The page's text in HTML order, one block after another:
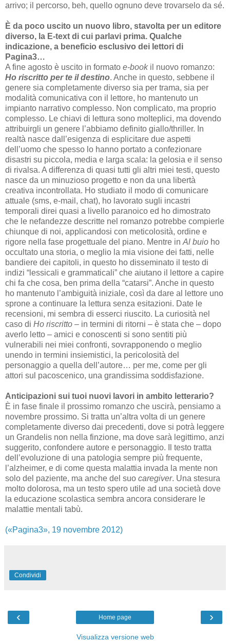
arrivo; il percorso, beh, quello ognuno deve trovarselo da sé.
È da poco uscito un nuovo libro, stavolta per un editore
diverso, la E-text di cui parlavi prima. Qualche
indicazione, a beneficio esclusivo dei lettori di
Pagina3…
A fine agosto è uscito in formato e-bookil nuovo romanzo:
Ho riscritto per te il destino. Anche in questo, sebbene il
genere sia completamente diverso sia per trama, sia per
modalità comunicativa con il lettore, ho mantenuto un
impianto narrativo complesso. Non complicato, ma proprio
complesso. Le chiavi di lettura sono molteplici, ma dovendo
attribuirgli un genere l’abbiamo definito giallo/thriller. In
realtà nasce dall’esigenza di esplicitare due aspetti
dell’uomo che spesso lo hanno portato a confezionare
disastri su piccola, media e larga scala: la gelosia e il senso
di rivalsa. A differenza di quasi tutti gli altri miei testi, questo
nasce da un minuzioso progetto e non da una libertà
creativa incontrollata. Ho studiato il modo di comunicare
attuale (sms, e-mail, chat), ho lavorato sugli incastri
temporali direi quasi a livello paranoico ed ho dimostrato
che le nefandezze descritte nel romanzo potrebbe compierle
chiunque di noi, applicandosi con meticolosità, ordine e
rigore nella fase progettuale del piano. Mentre in Al buio ho
occultato una storia, o meglio la mia visione dei fatti, nelle
bandiere dei capitoli, in questo ho disseminato il testo di
indizi “lessicali e grammaticali” che aiutano il lettore a capire
chi fa che cosa, ben prima della “catarsi”. Anche in questo
ho mantenuto l’ambiguità iniziale, così da dare al lettore uno
sprone a continuare la lettura senza esitazioni. Date le
recensioni, mi sembra di esserci riuscito. La curiosità nel
caso di Ho riscritto – in termini di ritorni – è stata che – dopo
averlo letto – amici e conoscenti si sono sentiti più
vulnerabili nei miei confronti, sovrapponendo o meglio
unendo in termini insiemistici, la pericolosità del
personaggio a quella dell’autore… per me, come per gli
attori sul pacoscenico, una grandissima soddisfazione.
Anticipazioni sui tuoi nuovi lavori in ambito letterario?
È in fase finale il prossimo romanzo che uscirà, pensiamo a
novembre prossimo. Si tratta un’altra volta di un genere
completamente diverso dai precedenti, dove si potrà leggere
un Grandelis non nella finzione, ma dove sarà legittimo, anzi
suggerito, confondere autore e personaggio. Il testo tratta
dell’evoluzione di una patologia sempre più frequente,
l’alzheimer, e di come questa malattia invada la mente non
solo del paziente, ma anche del suo caregiver. Una stesura
molto dolorosa, ma un testo spero utile ad una società dove
la educazione scolastica sembra ancora considerare le
malattie mentali tabù.
(«Pagina3», 19 novembre 2012)
Condividi
‹ ›
Home page
Visualizza versione web